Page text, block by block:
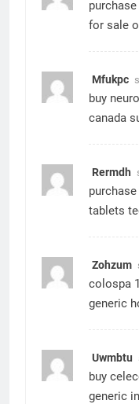
for sale
Mfukpc
buy
canada
Rermdh
tablets
Zohzum
colospa
generic
Uwmbtu
buy
generic